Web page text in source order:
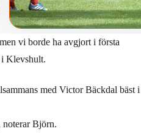
vi borde ha avgjort i första
Klevshult.
med Victor Bäckdal bäst i
noterar Björn.